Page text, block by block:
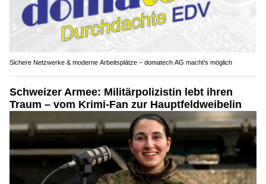
Sichere Netzwerke & moderne Arbeitsplätze – domatech AG macht’s möglich
Schweizer Armee: Militärpolizistin lebt ihren
Traum – vom Krimi-Fan zur Hauptfeldweibelin